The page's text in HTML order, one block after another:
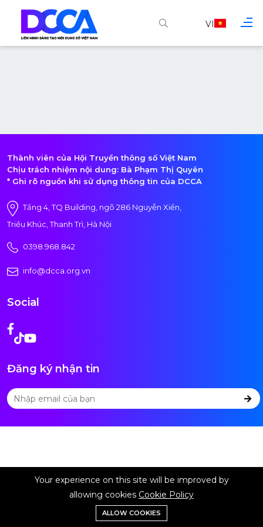
VI
Thành viên của Hội Truyền thông số Việt Nam
Chịu trách nhiệm nội dung: Bà Phạm Thị Quyên
* Ghi rõ nguồn khi sử dụng thông tin của DCCA
Tầng 4, TQ Building, ngõ 286 Nguyễn Xiển,
Triều Khúc, Thanh Trì, Hà Nội
0398.968.842
info@dcca.org.vn
Social
Đăng ký nhận tin
Your experience on this site will be improved by
allowing cookies Cookie Policy
ALLOW COOKIES